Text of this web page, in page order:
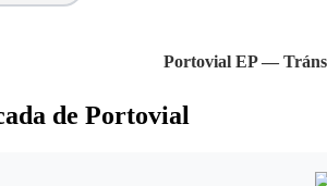
Portovial EP —
de Portovial